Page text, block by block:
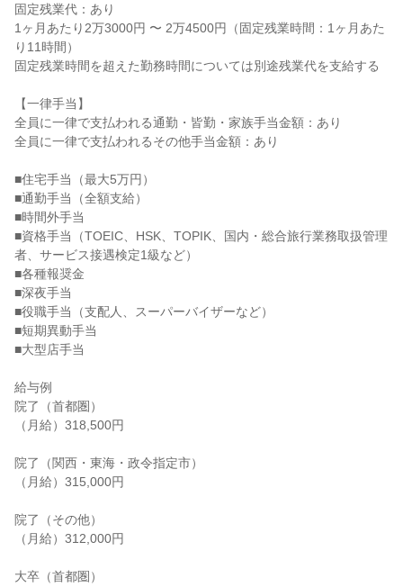
固定残業代：あり
1ヶ月あたり2万3000円 〜 2万4500円（固定残業時間：1ヶ月あた
り11時間）
固定残業時間を超えた勤務時間については別途残業代を支給する
【一律手当】
全員に一律で支払われる通勤・皆勤・家族手当金額：あり
全員に一律で支払われるその他手当金額：あり
■住宅手当（最大5万円）
■通勤手当（全額支給）
■時間外手当
■資格手当（TOEIC、HSK、TOPIK、国内・総合旅行業務取扱管理
者、サービス接遇検定1級など）
■各種報奨金
■深夜手当
■役職手当（支配人、スーパーバイザーなど）
■短期異動手当
■大型店手当
給与例
院了（首都圏）
（月給）318,500円
院了（関西・東海・政令指定市）
（月給）315,000円
院了（その他）
（月給）312,000円
大卒（首都圏）